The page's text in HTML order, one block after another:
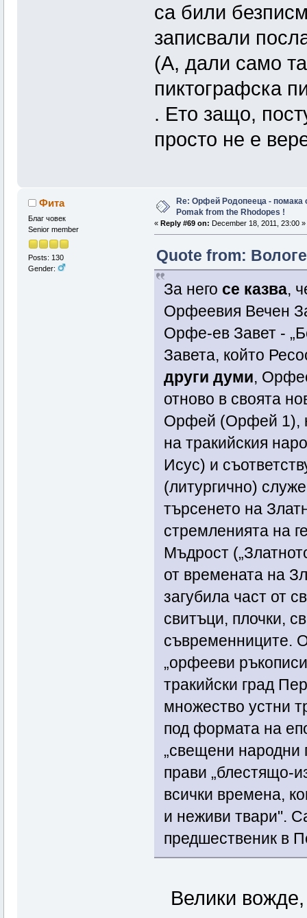
са били
записвали
(А, дали само
пиктографска
. Ето защо,
просто не е
Фита
Благ човек
Senior member
Posts: 130
Gender:
Re: Орфей Родопееца - помака
Pomak from the Rhodopes !
« Reply #69 on: December 18, 2011, 23:00 »
Quote from:
За него се казва,
Орфеевия Вечен
Орфе-ев Завет -
Завета, който
други думи,
отново в своята
Орфей (Орфей 1),
на тракийския
Исус) и
(литургично)
търсенето на
стремленията на
Мъдрост
от времената на
загубила част от
свитъци, плочки,
съвременниците.
„орфееви
тракийски град
множество устни
под формата на
„свещени народни
прави „блестящо-
всички времена,
и неживи твари".
предшественик в
Велики вожде,